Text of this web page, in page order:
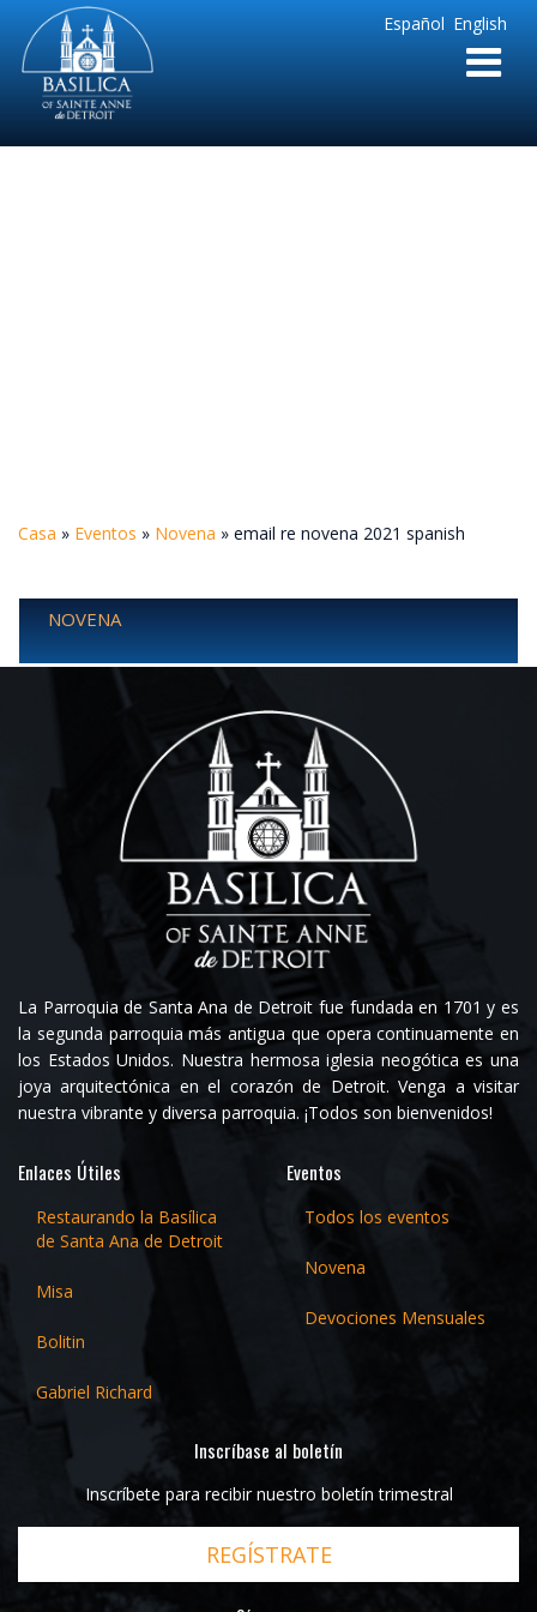
English
Español
Sainte
Anne
Parish
de
Casa » Eventos » Novena » email re novena 2021 spanish
NOVENA
La Parroquia de Santa Ana de Detroit fue fundada en 1701 y es
la segunda parroquia más antigua que opera continuamente en
los Estados Unidos. Nuestra hermosa iglesia neogótica es una
joya arquitectónica en el corazón de Detroit. Venga a visitar
nuestra vibrante y diversa parroquia. ¡Todos son bienvenidos!
Enlaces Útiles
Restaurando la Basílica
de Santa Ana de Detroit
Misa
Bolitin
Gabriel Richard
Eventos
Todos los eventos
Novena
Devociones Mensuales
Inscríbase al boletín
Inscríbete para recibir nuestro boletín trimestral
REGÍSTRATE